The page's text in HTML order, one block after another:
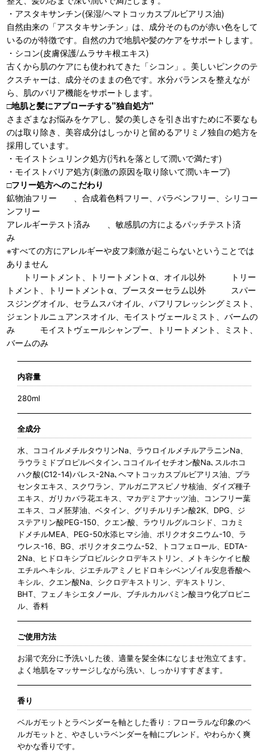
・アスタキサンチン(保湿/ヘマトコッカスプルビアリス油)
自然由来の「アスタキサンチン」は、成分そのものが赤い色をして
いるのが特徴です。自然の力で地肌や髪のケアをサポートします。
・シコン(皮膚保護/ムラサキ根エキス)
古くから肌のケアにも使われてきた「シコン」。美しいピンクのテ
クスチャーは、成分そのままの色です。水分バランスを整えなが
ら、肌のバリア機能をサポートします。
□地肌と髪にアプローチする"独自処方"
さまざまなお悩みをケアし、髪の美しさを引き出すために不要なも
のは取り除き、美容成分はしっかりと留めるアリミノ独自の処方を
採用しています。
・モイストシュリンク処方(汚れを落として潤いで満たす)
・モイストバリア処方(刺激の原因を取り除いて潤いキープ)
□フリー処方へのこだわり
鉱物油フリー 、合成着色料フリー、パラベンフリー、シリコー
ンフリー
アレルギーテスト済み 、敏感肌の方によるパッチテスト済
み
※すべての方にアレルギーや皮フ刺激が起こらないということでは
ありません
トリートメント、トリートメントα、オイル以外 トリー
トメント、トリートメントα、ブースターセラム以外 スパー
スジングオイル、セラムスパオイル、パフリフレッシングミスト、
ジェントルニュアンスオイル、モイストヴェールミスト、バームの
み モイストヴェールシャンプー、トリートメント、ミスト、
バームのみ
内容量
280ml
全成分
水、ココイルメチルタウリンNa、ラウロイルメチルアラニンNa、
ラウラミドプロピルベタイン､ココイルイセチオン酸Na､スルホコ
ハク酸(C12-14)パレス-2Na､ヘマトコッカスプルビアリス油、プラ
センタエキス、スクワラン、アルガニアスピノサ核油、ダイズ種子
エキス、ガリカバラ花エキス、マカデミアナッツ油、コンフリー葉
エキス、コメ胚芽油、ベタイン、グリチルリチン酸2K、DPG、ジ
ステアリン酸PEG-150、クエン酸、ラウリルグルコシド、コカミ
ドメチルMEA、PEG-50水添ヒマシ油、ポリクオタニウム-10、ラ
ウレス-16、BG、ポリクオタニウム-52、トコフェロール、EDTA-
2Na、ヒドロキシプロピルシクロデキストリン、メトキシケイヒ酸
エチルヘキシル、ジエチルアミノヒドロキシベンゾイル安息香酸ヘ
キシル、クエン酸Na、シクロデキストリン、デキストリン、
BHT、フェノキシエタノール、ブチルカルバミン酸ヨウ化プロピニ
ル、香料
ご使用方法
お湯で充分に予洗いした後、適量を髪全体になじませ泡立てます。
よく地肌をマッサージしながら洗い、しっかりすすぎます。
香り
ベルガモットとラベンダーを軸とした香り：フローラルな印象のベ
ルガモットと、やさしいラベンダーを軸にブレンド。やわらかく爽
やかな香りです。